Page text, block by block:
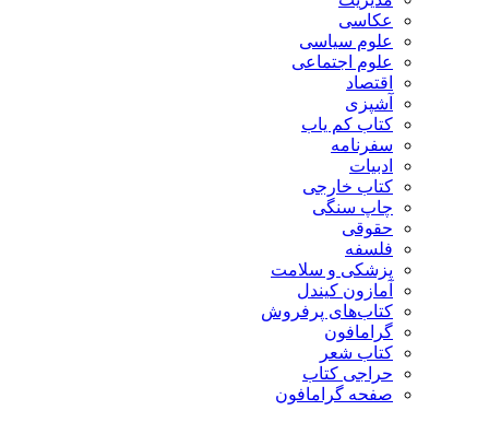
عکاسی
علوم سیاسی
علوم اجتماعی
اقتصاد
آشپزی
کتاب کم یاب
سفرنامه
ادبیات
کتاب خارجی
چاپ سنگی
حقوقی
فلسفه
پزشکی و سلامت
آمازون کیندل
کتاب‌های پرفروش
گرامافون
کتاب شعر
حراجی کتاب
صفحه گرامافون